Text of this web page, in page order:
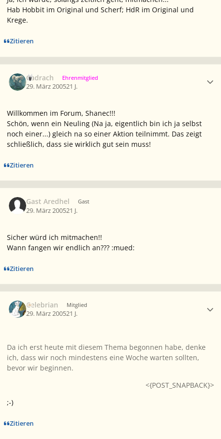
Hab Hobbit im Original und Scherf; HdR im Original und
Krege.
Zitieren
Cadrach Ehrenmitglied
29. März 200521 J.
Willkommen im Forum, Shanec!!!
Schön, wenn ein Neuling (Na ja, eigentlich bin ich ja selbst
noch einer...) gleich na so einer Aktion teilnimmt. Das zeigt
schließlich, dass sie wirklich gut sein muss!
Zitieren
Gast Aredhel Gast
29. März 200521 J.
Sicher würd ich mitmachen!!
Wann fangen wir endlich an??? :mued:
Zitieren
Celebrian Mitglied
29. März 200521 J.
Da ich erst heute mit diesem Thema begonnen habe, denke
ich, dass wir noch mindestens eine Woche warten sollten,
bevor wir beginnen.
<{POST_SNAPBACK}>
;-)
Zitieren